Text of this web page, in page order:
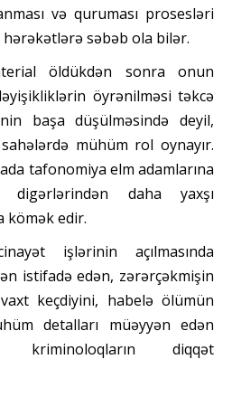
və quruması prosesləri
səbəb ola bilər.
öldükdən sonra onun
öyrənilməsi təkcə
başa düşülməsində deyil,
mühüm rol oynayır.
tafonomiya elm adamlarına
digərlərindən daha yaxşı
kömək edir.
işlərinin açılmasında
istifadə edən, zərərçəkmişin
keçdiyini, habelə ölümün
detalları müəyyən edən
kriminoloqların diqqət